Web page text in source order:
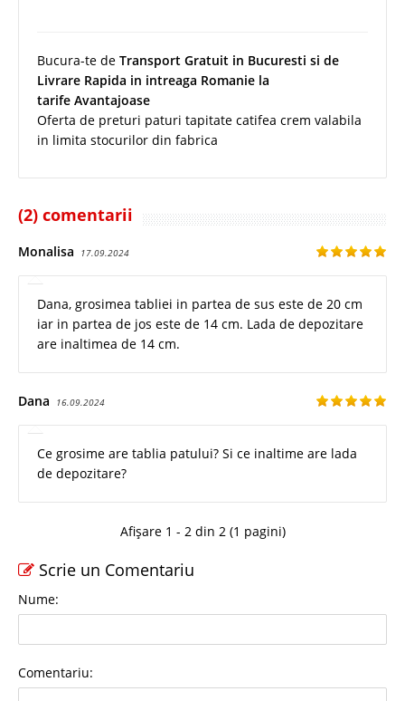
Bucura-te de Transport Gratuit in Bucuresti si de
Livrare Rapida in intreaga Romanie la
tarife Avantajoase
Oferta de preturi paturi tapitate catifea crem valabila
in limita stocurilor din fabrica
(2) comentarii
Monalisa 17.09.2024
Dana, grosimea tabliei in partea de sus este de 20 cm
iar in partea de jos este de 14 cm. Lada de depozitare
are inaltimea de 14 cm.
Dana 16.09.2024
Ce grosime are tablia patului? Si ce inaltime are lada
de depozitare?
Afișare 1 - 2 din 2 (1 pagini)
Scrie un Comentariu
Nume:
Comentariu: